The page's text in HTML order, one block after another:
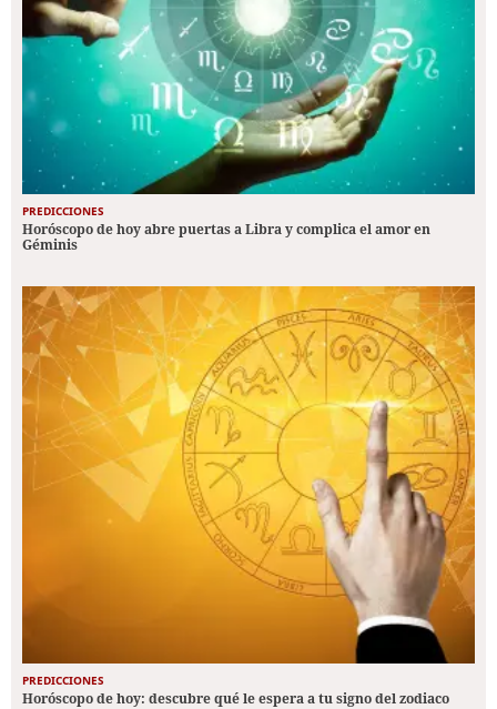
PREDICCIONES
Horóscopo de hoy abre puertas a Libra y complica el amor en
Géminis
PREDICCIONES
Horóscopo de hoy: descubre qué le espera a tu signo del zodiaco